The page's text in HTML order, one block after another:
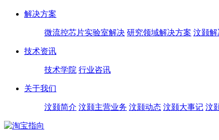
解决方案
微流控芯片实验室解决 研究领域解决方案 汶颢
技术资讯
技术学院 行业咨讯
关于我们
汶颢简介 汶颢主营业务 汶颢动态 汶颢大事记 汶